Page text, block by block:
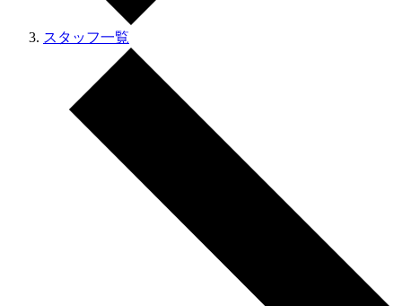
スタッフ一覧